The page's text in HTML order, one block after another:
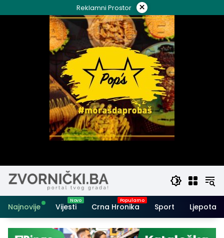
to
Reklamni Prostor ×
Najnovije Vijesti Crna Hronika Sport Ljepota i